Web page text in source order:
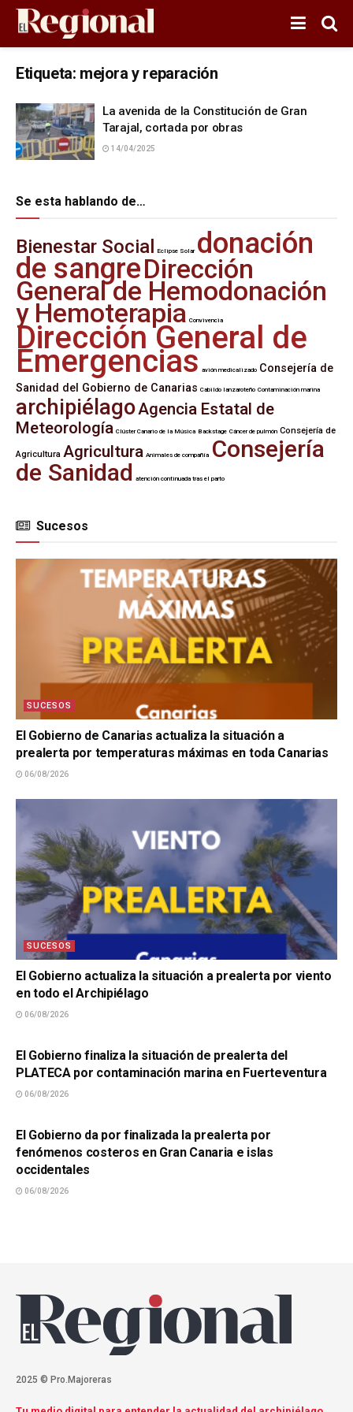
Etiqueta: mejora y reparación
La avenida de la Constitución de Gran
Tarajal, cortada por obras
14/04/2025
Se esta hablando de…
Bienestar Social Eclipse Solar donación
de sangreDirección
General de Hemodonación
y Hemoterapia Convivencia
Dirección General de
Emergencias avión medicalizado Consejería de
Sanidad del Gobierno de Canarias Cabildo lanzaroteño Contaminación marina
archipiélagoAgencia Estatal de
Meteorología Clúster Canario de la Música Backstage Cáncer de pulmón Consejería de
Agricultura Agricultura Animales de compañía Consejería
de Sanidad atención continuada tras el parto
Sucesos
SUCESOS
El Gobierno de Canarias actualiza la situación a
prealerta por temperaturas máximas en toda Canarias
06/08/2026
SUCESOS
El Gobierno actualiza la situación a prealerta por viento
en todo el Archipiélago
06/08/2026
El Gobierno finaliza la situación de prealerta del
PLATECA por contaminación marina en Fuerteventura
06/08/2026
El Gobierno da por finalizada la prealerta por
fenómenos costeros en Gran Canaria e islas
occidentales
06/08/2026
2025 © Pro.Majoreras